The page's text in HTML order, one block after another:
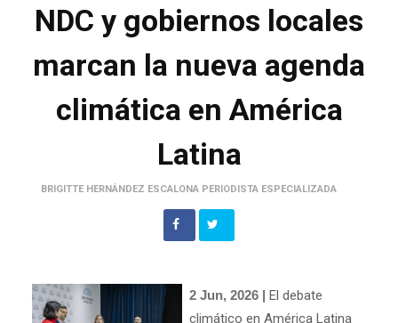
NDC y gobiernos locales
marcan la nueva agenda
climática en América
Latina
BRIGITTE HERNÁNDEZ ESCALONA PERIODISTA ESPECIALIZADA
2 Jun, 2026 | El debate
climático en América Latina